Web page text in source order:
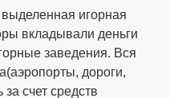
игорная
вкладывали деньги
заведения. Вся
дороги,
счет средств